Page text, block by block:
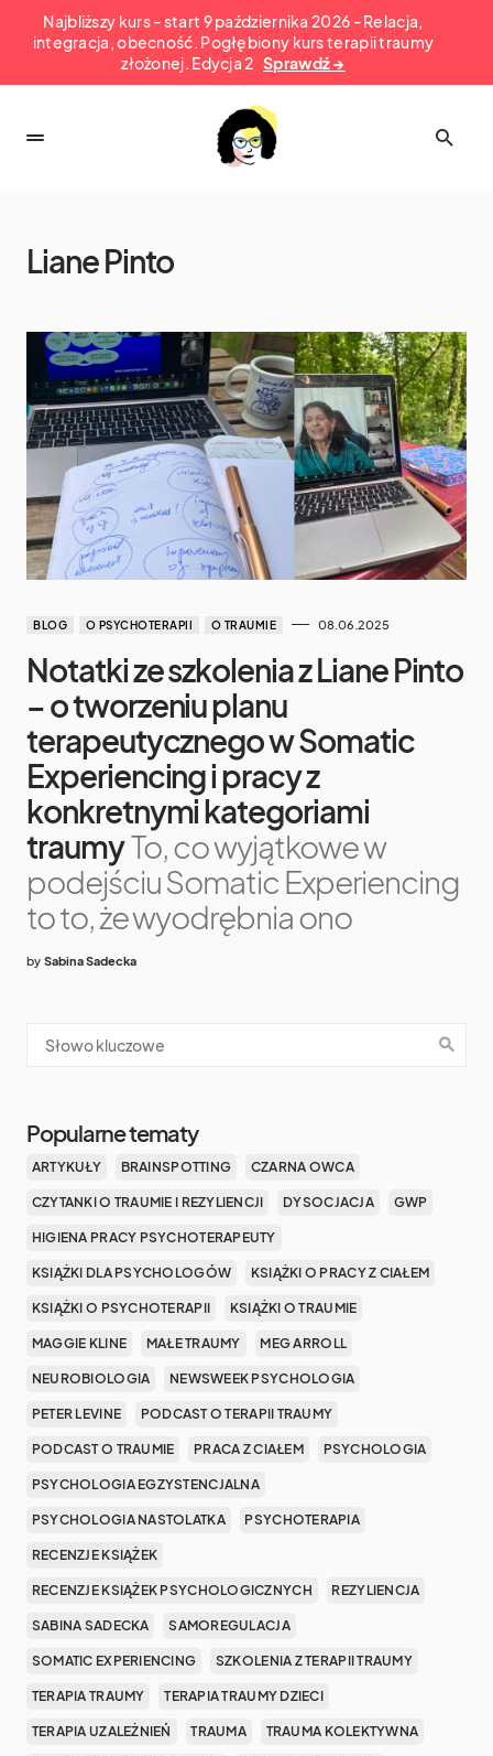
Najbliższy kurs - start 9 października 2026 - Relacja,
integracja, obecność. Pogłębiony kurs terapii traumy
złożonej. Edycja 2 Sprawdź →
Liane Pinto
BLOG O PSYCHOTERAPII O TRAUMIE 08.06.2025
Notatki ze szkolenia z Liane Pinto
– o tworzeniu planu
terapeutycznego w Somatic
Experiencing i pracy z
konkretnymi kategoriami
traumyTo, co wyjątkowe w
podejściu Somatic Experiencing
to to, że wyodrębnia ono
by Sabina Sadecka
Popularne tematy
ARTYKUŁY BRAINSPOTTING CZARNA OWCA
CZYTANKI O TRAUMIE I REZYLIENCJI DYSOCJACJA GWP
HIGIENA PRACY PSYCHOTERAPEUTY
KSIĄŻKI DLA PSYCHOLOGÓW KSIĄŻKI O PRACY Z CIAŁEM
KSIĄŻKI O PSYCHOTERAPII KSIĄŻKI O TRAUMIE
MAGGIE KLINE MAŁE TRAUMY MEG ARROLL
NEUROBIOLOGIA NEWSWEEK PSYCHOLOGIA
PETER LEVINE PODCAST O TERAPII TRAUMY
PODCAST O TRAUMIE PRACA Z CIAŁEM PSYCHOLOGIA
PSYCHOLOGIA EGZYSTENCJALNA
PSYCHOLOGIA NASTOLATKA PSYCHOTERAPIA
RECENZJE KSIĄŻEK
RECENZJE KSIĄŻEK PSYCHOLOGICZNYCH REZYLIENCJA
SABINA SADECKA SAMOREGULACJA
SOMATIC EXPERIENCING SZKOLENIA Z TERAPII TRAUMY
TERAPIA TRAUMY TERAPIA TRAUMY DZIECI
TERAPIA UZALEŻNIEŃ TRAUMA TRAUMA KOLEKTYWNA